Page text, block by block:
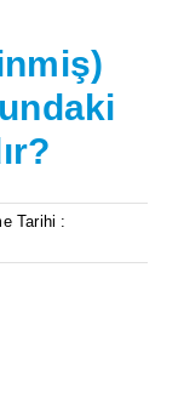
Tarihi :